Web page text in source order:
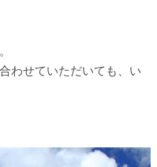
わせていただいても、い